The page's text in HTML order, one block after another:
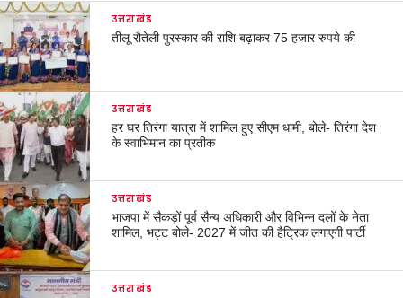
उत्तराखंड
तीलू रौतेली पुरस्कार की राशि बढ़ाकर 75 हजार रुपये की
उत्तराखंड
हर घर तिरंगा यात्रा में शामिल हुए सीएम धामी, बोले- तिरंगा देश
के स्वाभिमान का प्रतीक
उत्तराखंड
भाजपा में सैकड़ों पूर्व सैन्य अधिकारी और विभिन्न दलों के नेता
शामिल, भट्ट बोले- 2027 में जीत की हैट्रिक लगाएगी पार्टी
उत्तराखंड